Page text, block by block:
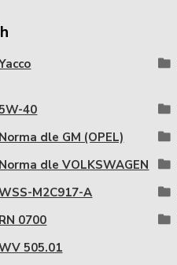
40
Norma dle GM (OPEL)
Norma dle VOLKSWAGEN
M2C917-A
RN 0700
505.01